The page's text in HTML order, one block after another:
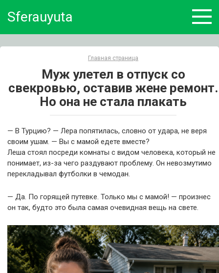
Sferauyuta
Главная страница
Муж улетел в отпуск со
свекровью, оставив жене ремонт.
Но она не стала плакать
— В Турцию? — Лера попятилась, словно от удара, не веря
своим ушам. — Вы с мамой едете вместе?
Леша стоял посреди комнаты с видом человека, который не
понимает, из-за чего раздувают проблему. Он невозмутимо
перекладывал футболки в чемодан.
— Да. По горящей путевке. Только мы с мамой! — произнес
он так, будто это была самая очевидная вещь на свете.